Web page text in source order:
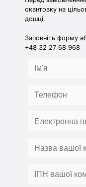
окантовку на
дошці.
Заповніть форму
+48 32 27 68 968